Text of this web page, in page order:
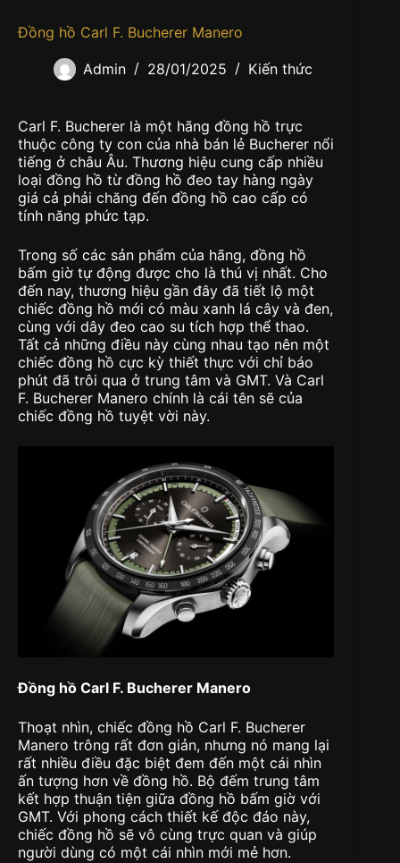
Đồng hồ Carl F. Bucherer Manero
Admin 28/01/2025 Kiến thức
Carl F. Bucherer là một hãng đồng hồ trực
thuộc công ty con của nhà bán lẻ Bucherer nổi
tiếng ở châu Âu. Thương hiệu cung cấp nhiều
loại đồng hồ từ đồng hồ đeo tay hàng ngày
giá cả phải chăng đến đồng hồ cao cấp có
tính năng phức tạp.
Trong số các sản phẩm của hãng, đồng hồ
bấm giờ tự động được cho là thú vị nhất. Cho
đến nay, thương hiệu gần đây đã tiết lộ một
chiếc đồng hồ mới có màu xanh lá cây và đen,
cùng với dây đeo cao su tích hợp thể thao.
Tất cả những điều này cùng nhau tạo nên một
chiếc đồng hồ cực kỳ thiết thực với chỉ báo
phút đã trôi qua ở trung tâm và GMT. Và Carl
F. Bucherer Manero chính là cái tên sẽ của
chiếc đồng hồ tuyệt vời này.
Đồng hồ Carl F. Bucherer Manero
Thoạt nhìn, chiếc đồng hồ Carl F. Bucherer
Manero trông rất đơn giản, nhưng nó mang lại
rất nhiều điều đặc biệt đem đến một cái nhìn
ấn tượng hơn về đồng hồ. Bộ đếm trung tâm
kết hợp thuận tiện giữa đồng hồ bấm giờ với
GMT. Với phong cách thiết kế độc đáo này,
chiếc đồng hồ sẽ vô cùng trực quan và giúp
người dùng có một cái nhìn mới mẻ hơn.